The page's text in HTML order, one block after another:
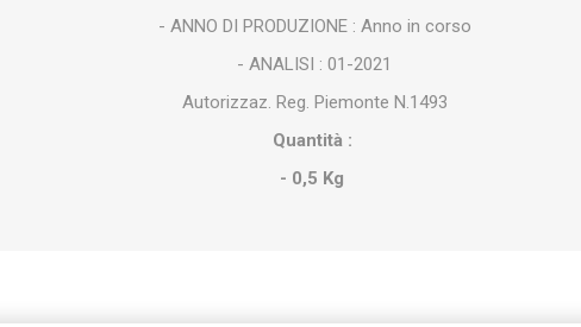
- ANNO DI PRODUZIONE : Anno in corso
- ANALISI : 01-2021
Autorizzaz. Reg. Piemonte N.1493
Quantità :
- 0,5 Kg